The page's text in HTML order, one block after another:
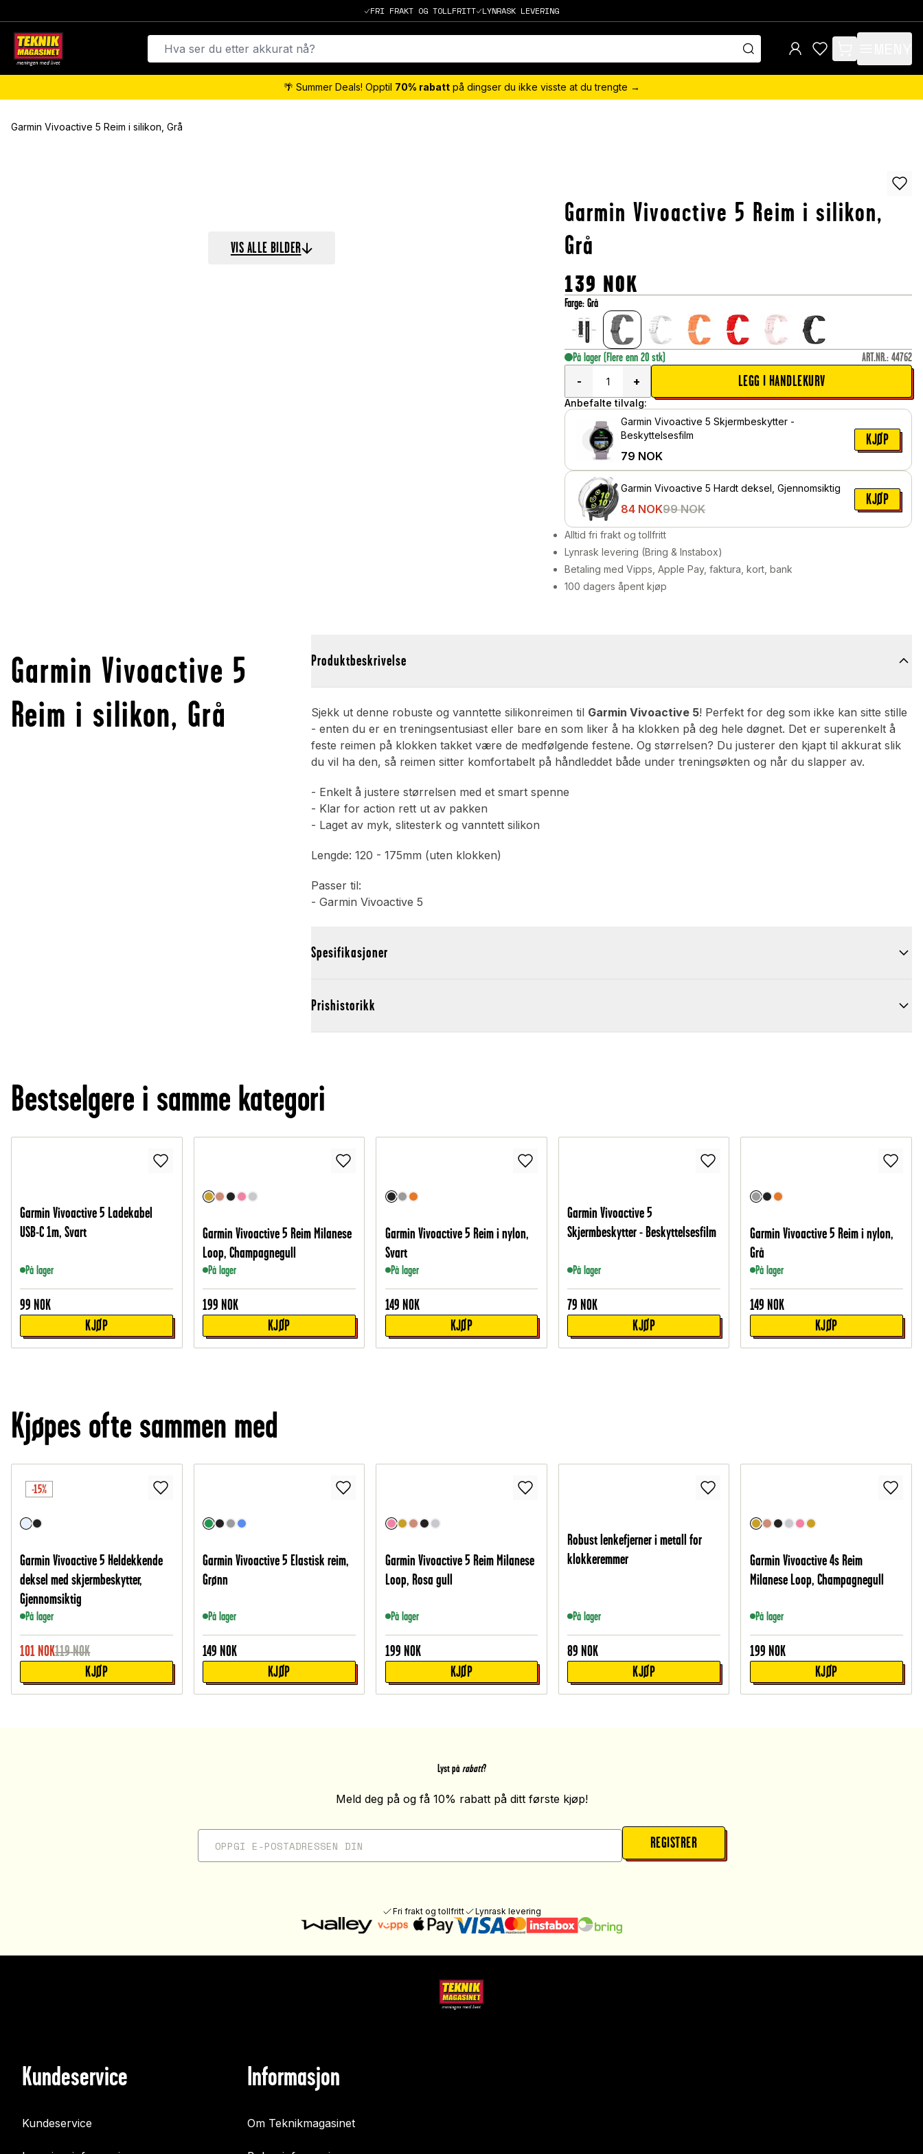
FRI FRAKT OG TOLLFRITT LYNRASK LEVERING
items in cart, view
🌴 Summer Deals! Opptil 70% rabattpå dingser du ikke visste at du trengte →
Garmin Vivoactive 5 Reim i silikon, Grå
VIS ALLE BILDER
Garmin Vivoactive 5 Reim i silikon,
Grå
139 NOK
Farge:Grå
På lager (Flere enn 20 stk) ART.NR.: 44762
-
+ LEGG I HANDLEKURV
Anbefalte tilvalg:
Garmin Vivoactive 5 Skjermbeskytter -
Beskyttelsesfilm
79 NOK
KJØP
Garmin Vivoactive 5 Hardt deksel, Gjennomsiktig
84 NOK99 NOK
KJØP
Alltid fri frakt og tollfritt
Lynrask levering (Bring & Instabox)
Betaling med Vipps, Apple Pay, faktura, kort, bank
100 dagers åpent kjøp
Garmin Vivoactive 5
Reim i silikon, Grå
Produktbeskrivelse
Sjekk ut denne robuste og vanntette silikonreimen til Garmin Vivoactive 5! Perfekt for deg som ikke kan sitte stille
- enten du er en treningsentusiast eller bare en som liker å ha klokken på deg hele døgnet. Det er superenkelt å
feste reimen på klokken takket være de medfølgende festene. Og størrelsen? Du justerer den kjapt til akkurat slik
du vil ha den, så reimen sitter komfortabelt på håndleddet både under treningsøkten og når du slapper av.
- Enkelt å justere størrelsen med et smart spenne
- Klar for action rett ut av pakken
- Laget av myk, slitesterk og vanntett silikon
Lengde: 120 - 175mm (uten klokken)
Passer til:
- Garmin Vivoactive 5
Spesifikasjoner
Prishistorikk
Bestselgere i samme kategori
Garmin Vivoactive 5 Ladekabel
USB-C 1m, Svart
På lager
99 NOK
KJØP
Garmin Vivoactive 5 Reim Milanese
Loop, Champagnegull
På lager
199 NOK
KJØP
Garmin Vivoactive 5 Reim i nylon,
Svart
På lager
149 NOK
KJØP
Garmin Vivoactive 5
Skjermbeskytter - Beskyttelsesfilm
På lager
79 NOK
KJØP
Garmin Vivoactive 5 Reim i nylon,
Grå
På lager
149 NOK
KJØP
Kjøpes ofte sammen med
-15%
Garmin Vivoactive 5 Heldekkende
deksel med skjermbeskytter,
Gjennomsiktig
På lager
101 NOK119NOK
KJØP
Garmin Vivoactive 5 Elastisk reim,
Grønn
På lager
149 NOK
KJØP
Garmin Vivoactive 5 Reim Milanese
Loop, Rosa gull
På lager
199 NOK
KJØP
Robust lenkefjerner i metall for
klokkeremmer
På lager
89 NOK
KJØP
Garmin Vivoactive 4s Reim
Milanese Loop, Champagnegull
På lager
199 NOK
KJØP
Lyst på rabatt?
Meld deg på og få 10% rabatt på ditt første kjøp!
REGISTRER
Fri frakt og tollfritt Lynrask levering
Kundeservice
Kundeservice
Informasjon
Om Teknikmagasinet